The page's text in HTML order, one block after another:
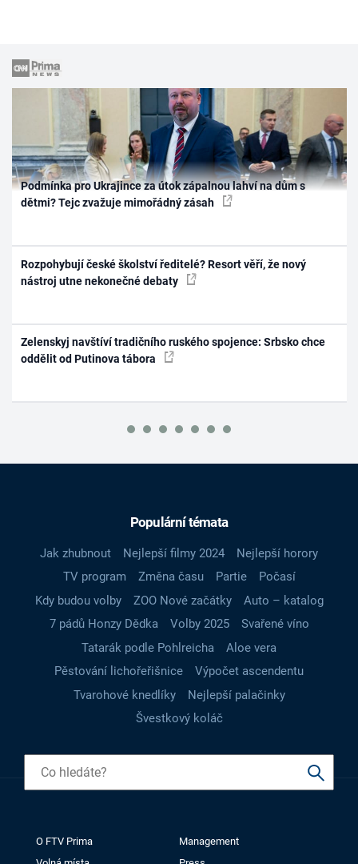
Podmínka pro Ukrajince za útok zápalnou lahví na dům s
dětmi? Tejc zvažuje mimořádný zásah
Rozpohybují české školství ředitelé? Resort věří, že nový
nástroj utne nekonečné debaty
Zelenskyj navštíví tradičního ruského spojence: Srbsko chce
oddělit od Putinova tábora
Populární témata
Jak zhubnout Nejlepší filmy 2024
Nejlepší horory
TV program
Změna času Partie
Počasí
Kdy budou volby
ZOO Nové začátky
Auto – katalog
7 pádů Honzy Dědka
Volby 2025
Svařené víno
Tatarák podle Pohlreicha
Aloe vera
Pěstování lichořeřišnice
Výpočet ascendentu
Tvarohové knedlíky
Nejlepší palačinky
Švestkový koláč
O FTV Prima
Management